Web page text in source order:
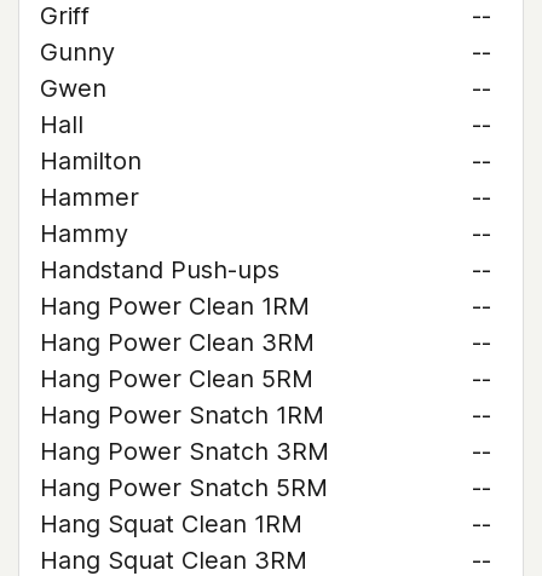
Griff
--
Gunny
--
Gwen
--
Hall
--
Hamilton
--
Hammer
--
Hammy
--
Handstand Push-ups
--
Hang Power Clean 1RM
--
Hang Power Clean 3RM
--
Hang Power Clean 5RM
--
Hang Power Snatch 1RM
--
Hang Power Snatch 3RM
--
Hang Power Snatch 5RM
--
Hang Squat Clean 1RM
--
Hang Squat Clean 3RM
--